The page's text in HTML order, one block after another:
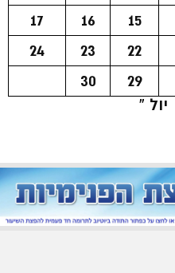
15
16
17
22
23
24
29
30
יול »